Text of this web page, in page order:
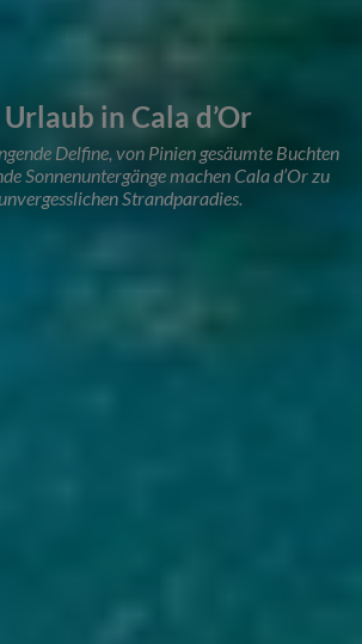
in Cala d’Or
Delfine, von Pinien gesäumte Buchten
Sonnenuntergänge machen Cala d’Or zu
Strandparadies.